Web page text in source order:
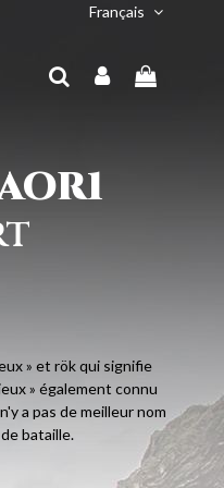
Français
» et rök qui signifie
» également connu
a pas de meilleur nom
bataille.